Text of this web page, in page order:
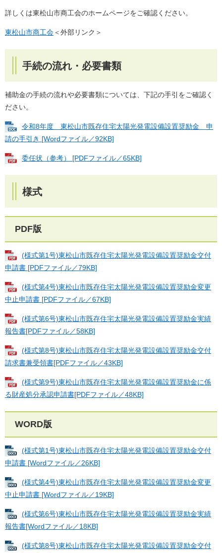
詳しくは東松山市商工会のホームページをご確認ください。
東松山市商工会＜外部リンク＞
手続の流れ・必要書類
補助金の手続の流れや必要書類については、下記の手引をご確認く
ださい。
令和8年度 東松山市既存住宅太陽光発電設備設置奨励金 申
請の手引き [Wordファイル／92KB]
委任状（参考） [PDFファイル／65KB]
様式
PDF版
(様式第1号)東松山市既存住宅太陽光発電設備設置奨励金交付
申請書 [PDFファイル／79KB]
(様式第4号)東松山市既存住宅太陽光発電設備設置奨励金変更
中止申請書 [PDFファイル／67KB]
(様式第6号)東松山市既存住宅太陽光発電設備設置奨励金実績
報告書[PDFファイル／58KB]
(様式第8号)東松山市既存住宅太陽光発電設備設置奨励金交付
請求書兼受領書[PDFファイル／43KB]
(様式第9号)東松山市既存住宅太陽光発電設備設置奨励金に係
る財産処分承認申請書[PDFファイル／48KB]
WORD版
(様式第1号)東松山市既存住宅太陽光発電設備設置奨励金交付
申請書 [Wordファイル／26KB]
(様式第4号)東松山市既存住宅太陽光発電設備設置奨励金変更
中止申請書 [Wordファイル／19KB]
(様式第6号)東松山市既存住宅太陽光発電設備設置奨励金実績
報告書[Wordファイル／18KB]
(様式第8号)東松山市既存住宅太陽光発電設備設置奨励金交付